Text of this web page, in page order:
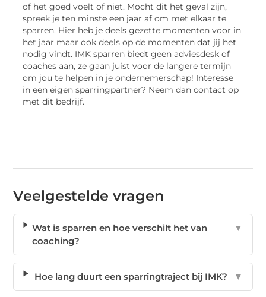
of het goed voelt of niet. Mocht dit het geval zijn,
spreek je ten minste een jaar af om met elkaar te
sparren. Hier heb je deels gezette momenten voor in
het jaar maar ook deels op de momenten dat jij het
nodig vindt. IMK sparren biedt geen adviesdesk of
coaches aan, ze gaan juist voor de langere termijn
om jou te helpen in je ondernemerschap! Interesse
in een eigen sparringpartner? Neem dan contact op
met dit bedrijf.
Veelgestelde vragen
Wat is sparren en hoe verschilt het van
coaching?
▼
Hoe lang duurt een sparringtraject bij IMK? ▼